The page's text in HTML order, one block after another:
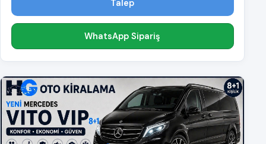
Talep
WhatsApp Sipariş